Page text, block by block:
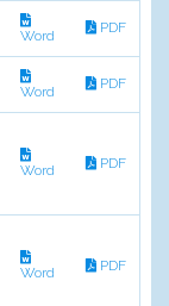
Word PDF
Word PDF
Word PDF
Word PDF